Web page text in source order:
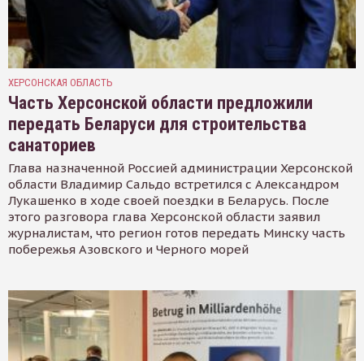
ХЕРСОНСКАЯ ОБЛАСТЬ
Часть Херсонской области предложили
передать Беларуси для строительства
санаториев
Глава назначенной Россией администрации Херсонской
области Владимир Сальдо встретился с Александром
Лукашенко в ходе своей поездки в Беларусь. После
этого разговора глава Херсонской области заявил
журналистам, что регион готов передать Минску часть
побережья Азовского и Черного морей